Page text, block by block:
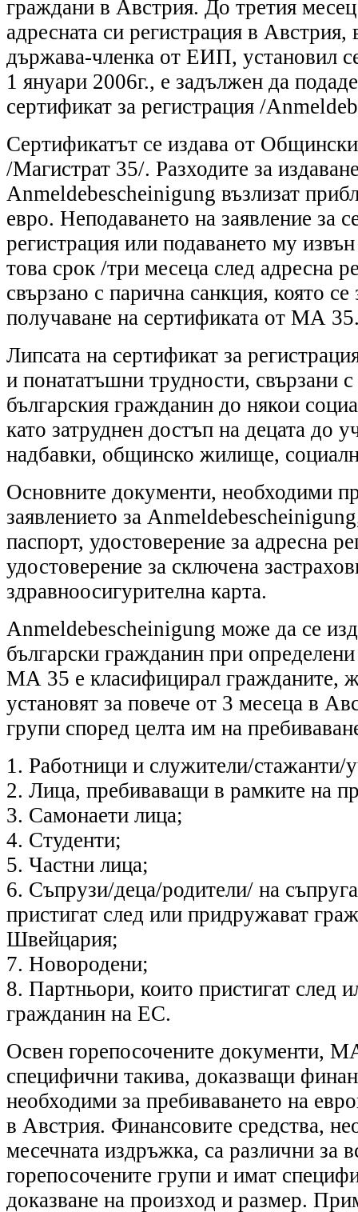
граждани в Австрия. До третия месец
адресната си регистрация в
държава-членка от ЕИП, установил
1 януари 2006г., е задължен да
сертификат за регистрация /
Сертификатът се издава от
/Mагистрат 35/. Разходите за
Anmeldebescheinigung възлизат
евро. Неподаването на заявление за
регистрация или подаването му
това срок /три месеца след адресна
свързано с парична санкция, която
получаване на сертификата от МА
Липсата на сертификат за
и понататъшни трудности, свързани
българския гражданин до някои
като затруднен достъп на децата до
надбавки, общинско жилище,
Основните документи, необходими
заявлението за
паспорт, удостоверение за адресна
удостоверение за сключена
здравноосигурителна карта.
Anmeldebescheinigung може да се
български гражданин при
МА 35 е класифицирал гражданите,
установят за повече от 3 месеца в
групи според целта им на
1. Работници и служители/стажанти/
2. Лица, пребиваващи в рамките на
3. Самонаети лица;
4. Студенти;
5. Частни лица;
6. Съпрузи/деца/родители/ на
пристигат след или придружават
Швейцария;
7. Новородени;
8. Партньори, които пристигат след
гражданин на ЕС.
Освен горепосочените документи,
специфични такива, доказващи
необходими за пребиваването на
в Австрия. Финансовите средства,
месечната издръжка, са различни за
горепосочените групи и имат
доказване на произход и размер.